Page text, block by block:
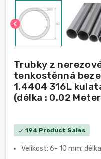
chevron_left
Trubky z
tenkostěnná
1.4404 316L
(délka : 0.02
check 194 Product Sales
Velikost: 6- 10 mm;